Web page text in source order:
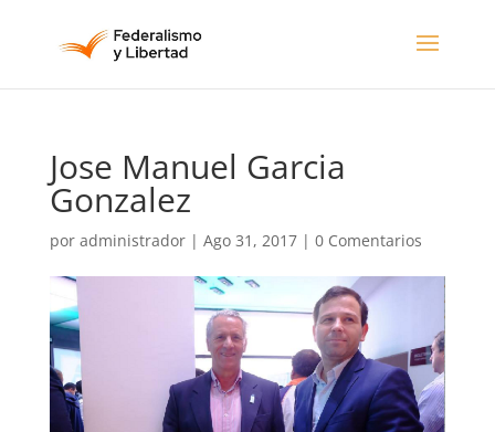
Jose Manuel Garcia
Gonzalez
por administrador| Ago 31, 2017| 0 Comentarios